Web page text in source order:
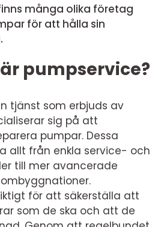
många olika företag
för att hålla sin
pumpservice?
tjänst som erbjuds av
sig på att
pumpar. Dessa
allt från enkla service- och
till mer avancerade
för att säkerställa att
som de ska och att de